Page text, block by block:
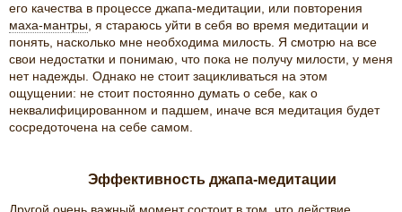
его качества в процессе джапа-медитации, или повторения
маха-мантры , я стараюсь уйти в себя во время медитации и
понять, насколько мне необходима милость. Я смотрю на все
свои недостатки и понимаю, что пока не получу милости, у меня
нет надежды. Однако не стоит зацикливаться на этом
ощущении: не стоит постоянно думать о себе, как о
неквалифицированном и падшем, иначе вся медитация будет
сосредоточена на себе самом.
Эффективность джапа-медитации